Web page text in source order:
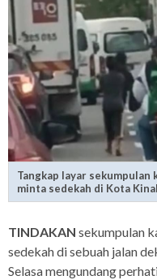
Tangkap layar sekumpulan
minta sedekah di Kota
TINDAKAN sekumpulan
sedekah di sebuah jalan
Selasa mengundang